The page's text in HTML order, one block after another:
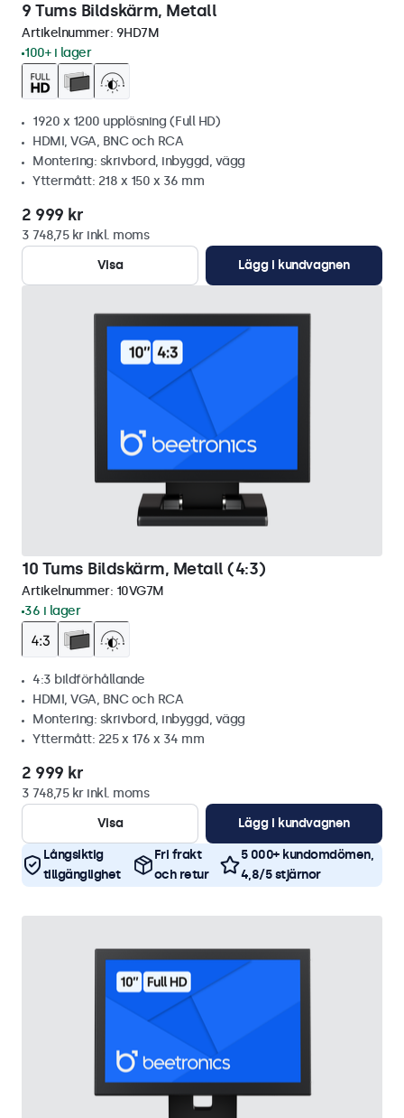
9 Tums Bildskärm, Metall
Artikelnummer: 9HD7M
100+ i lager
1920 x 1200 upplösning (Full HD)
HDMI, VGA, BNC och RCA
Montering: skrivbord, inbyggd, vägg
Yttermått: 218 x 150 x 36 mm
2 999 kr
3 748,75 kr inkl. moms
Visa
Lägg i kundvagnen
10 Tums Bildskärm, Metall (4:3)
Artikelnummer: 10VG7M
36 i lager
4:3 bildförhållande
HDMI, VGA, BNC och RCA
Montering: skrivbord, inbyggd, vägg
Yttermått: 225 x 176 x 34 mm
2 999 kr
3 748,75 kr inkl. moms
Visa
Lägg i kundvagnen
Långsiktig
tillgänglighet
Fri frakt
och retur
5 000+ kundomdömen,
4,8/5 stjärnor